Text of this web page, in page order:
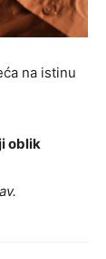
na istinu
oblik